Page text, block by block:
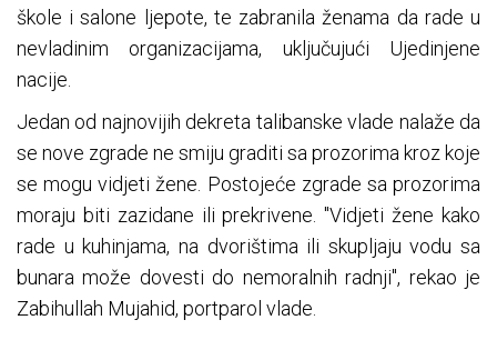
škole i salone ljepote, te zabranila ženama da rade u
nevladinim organizacijama, uključujući Ujedinjene
nacije.
Jedan od najnovijih dekreta talibanske vlade nalaže da
se nove zgrade ne smiju graditi sa prozorima kroz koje
se mogu vidjeti žene. Postojeće zgrade sa prozorima
moraju biti zazidane ili prekrivene. "Vidjeti žene kako
rade u kuhinjama, na dvorištima ili skupljaju vodu sa
bunara može dovesti do nemoralnih radnji", rekao je
Zabihullah Mujahid, portparol vlade.